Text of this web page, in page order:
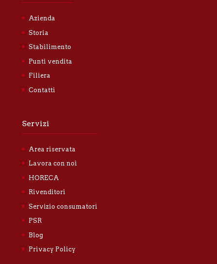
Azienda
Storia
Stabilimento
Punti vendita
Filiera
Contatti
Servizi
Area riservata
Lavora con noi
HORECA
Rivenditori
Servizio consumatori
PSR
Blog
Privacy Policy